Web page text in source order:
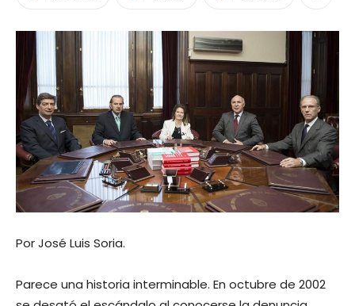
Por José Luis Soria.
Parece una historia interminable. En octubre de 2002